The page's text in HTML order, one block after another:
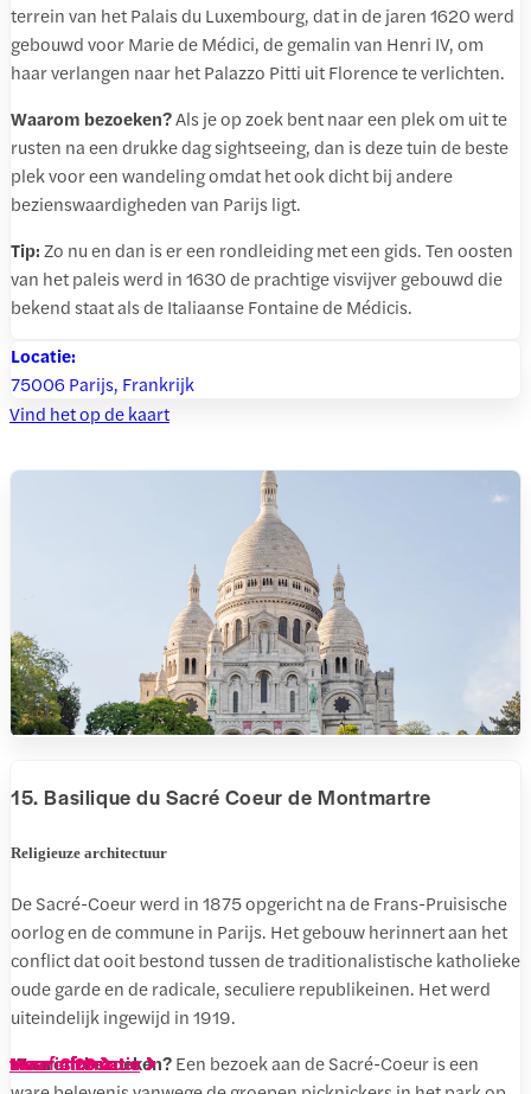
vanaf € 36
vanaf € 13
vanaf € 11,50
vanaf € 17
vanaf € 16
vanaf € 62
vanaf € 12,50
vanaf € 47
vanaf € 11,50
vanaf € 13,80
vanaf € 25
vanaf € 12
Meer informatie
terrein van het Palais du Luxembourg, dat in de jaren 1620 werd
gebouwd voor Marie de Médici, de gemalin van Henri IV, om
haar verlangen naar het Palazzo Pitti uit Florence te verlichten.
Waarom bezoeken?Als je op zoek bent naar een plek om uit te
rusten na een drukke dag sightseeing, dan is deze tuin de beste
plek voor een wandeling omdat het ook dicht bij andere
bezienswaardigheden van Parijs ligt.
Tip: Zo nu en dan is er een rondleiding met een gids. Ten oosten
van het paleis werd in 1630 de prachtige visvijver gebouwd die
bekend staat als de Italiaanse Fontaine de Médicis.
Locatie:
75006 Parijs, Frankrijk
Vind het op de kaart
Meer informatie
15. Basilique du Sacré Coeur de Montmartre
Religieuze architectuur
De Sacré-Coeur werd in 1875 opgericht na de Frans-Pruisische
oorlog en de commune in Parijs. Het gebouw herinnert aan het
conflict dat ooit bestond tussen de traditionalistische katholieke
oude garde en de radicale, seculiere republikeinen. Het werd
uiteindelijk ingewijd in 1919.
Waarom bezoeken?Een bezoek aan de Sacré-Coeur is een
Meer informatie
Meer informatie
Meer informatie
Meer informatie
Meer informatie
Meer informatie
Meer informatie
Meer informatie
Meer informatie
vanaf € 29
Meer informatie
Meer informatie
Meer informatie
Meer informatie
vanaf € 18
Meer informatie